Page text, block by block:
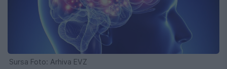
Sursa Foto: Arhiva EVZ